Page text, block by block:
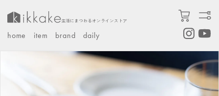
ンツに
進む
生活にまつわるオンラインストア
home item brand daily
ー
ト
Instagram